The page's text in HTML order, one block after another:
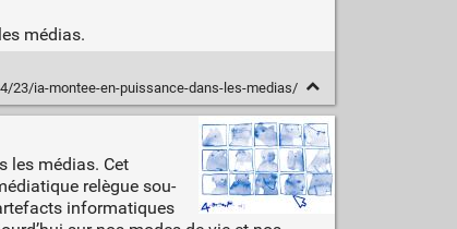
médias.
23/ia-montee-en-puissance-dans-les-medias/
les médias. Cet
relègue sou­
informatiques